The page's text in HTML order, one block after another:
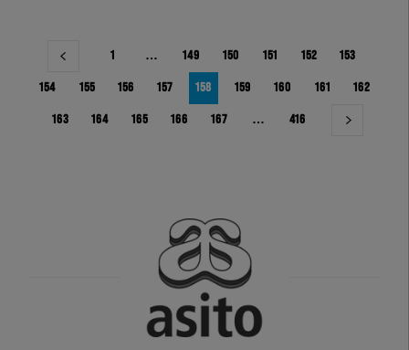
Berichtnavigatie
1 … 149 150 151 152 153
154 155 156 157 158 159 160 161 162
163 164 165 166 167 … 416